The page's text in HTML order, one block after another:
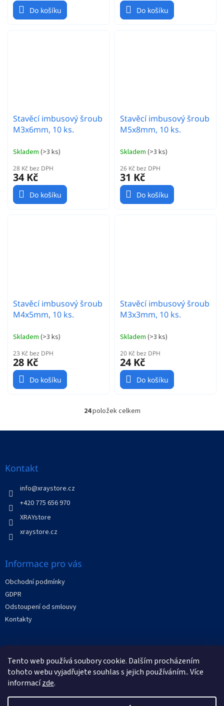
Tento web používá soubory cookie. Dalším procházením
tohoto webu vyjadřujete souhlas s jejich používáním.. Více
informacízde.
Do košíku Do košíku
Stavěcí imbusový šroub
M3x6mm, 10 ks.
Skladem (>3 ks)
28 Kč bez DPH
34 Kč
Do košíku
Stavěcí imbusový šroub
M5x8mm, 10 ks.
Skladem (>3 ks)
26 Kč bez DPH
31 Kč
Do košíku
Stavěcí imbusový šroub
M4x5mm, 10 ks.
Skladem (>3 ks)
23 Kč bez DPH
28 Kč
Do košíku
Stavěcí imbusový šroub
M3x3mm, 10 ks.
Skladem (>3 ks)
20 Kč bez DPH
24 Kč
Do košíku
O
l
24položek celkem
Z
Kontakt
info@xraystore.cz
+420 775 656 970
XRAYstore
xraystore.cz
Informace pro vás
Obchodní podmínky
GDPR
Odstoupení od smlouvy
Kontakty
Facebook